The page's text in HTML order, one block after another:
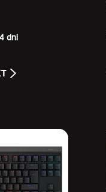
dni